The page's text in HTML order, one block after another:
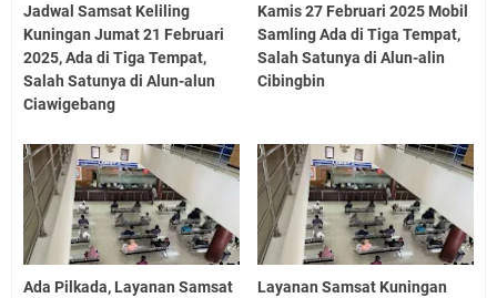
Jadwal Samsat Keliling
Kuningan Jumat 21 Februari
2025, Ada di Tiga Tempat,
Salah Satunya di Alun-alun
Ciawigebang
Kamis 27 Februari 2025 Mobil
Samling Ada di Tiga Tempat,
Salah Satunya di Alun-alin
Cibingbin
Ada Pilkada, Layanan Samsat
Layanan Samsat Kuningan